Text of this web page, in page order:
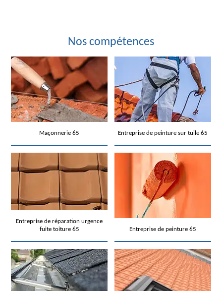
Nos compétences
Maçonnerie 65 Entreprise de peinture sur tuile 65
Entreprise de réparation urgence
fuite toiture 65
Entreprise de peinture 65